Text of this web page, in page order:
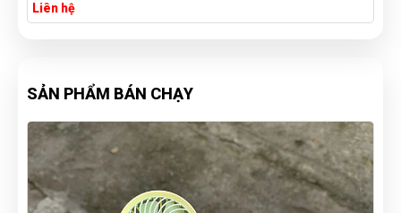
Liên hệ
SẢN PHẨM BÁN CHẠY